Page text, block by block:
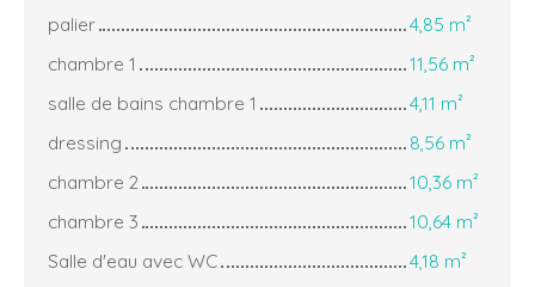
palier
4,85 m²
chambre 1
11,56 m²
salle de bains chambre 1
4,11 m²
dressing
8,56 m²
chambre 2
10,36 m²
chambre 3
10,64 m²
Salle d'eau avec WC
4,18 m²